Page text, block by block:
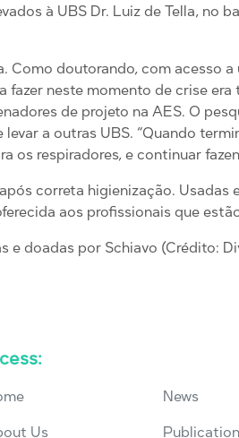
à UBS Dr. Luiz de Tella, no
Como doutorando, com acesso a
neste momento de crise
de projeto na AES. O
a outras UBS. “Quando
os respiradores, e continuar
correta higienização.
aos profissionais que
e doadas por Schiavo (Crédito:
Us
News